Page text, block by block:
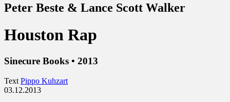
Peter Beste & Lance Scott Walker
Houston Rap
Sinecure Books • 2013
Text Pippo Kuhzart
03.12.2013